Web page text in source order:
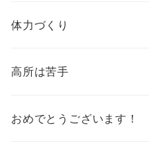
体力づくり
高所は苦手
おめでとうございます！